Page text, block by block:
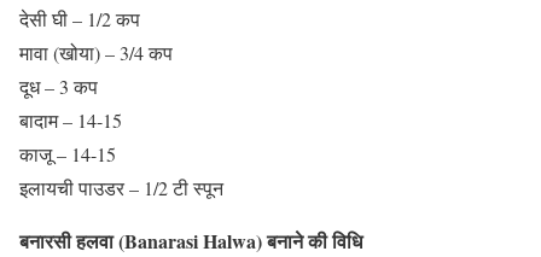
देसी घी – 1/2 कप
मावा (खोया) – 3/4 कप
दूध – 3 कप
बादाम – 14-15
काजू – 14-15
इलायची पाउडर – 1/2 टी स्पून
बनारसी हलवा (Banarasi Halwa) बनाने की विधि